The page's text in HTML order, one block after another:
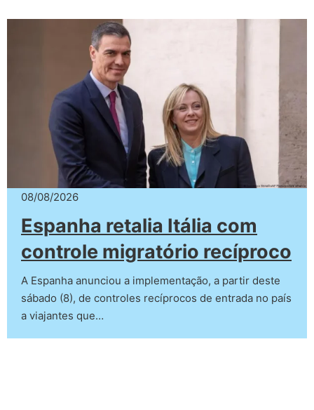
08/08/2026
Espanha retalia Itália com
controle migratório recíproco
A Espanha anunciou a implementação, a partir deste
sábado (8), de controles recíprocos de entrada no país
a viajantes que…